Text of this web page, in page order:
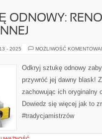
ODNOWY:
- 2025 MOŻLIWOŚĆ
Odkryj sztukę odnowy
przywróć jej dawny blask!
zachowując ich oryginalny
Dowiedz się więcej jak to
#tradycjamistrzów